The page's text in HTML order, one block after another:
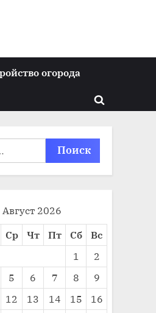
огорода
Toggle
form
Август 2026
Ср Чт Пт Сб
Вс
1
2
5 6 7 8
9
12 13 14 15
16